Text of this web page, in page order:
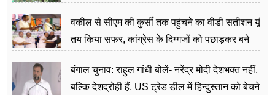
वकील से सीएम की कुर्सी तक पहुंचने का वीडी सतीशन यूं
तय किया सफर, कांग्रेस के दिग्गजों को पछाड़कर बने
बंगाल चुनाव: राहुल गांधी बोलें- नरेंद्र मोदी देशभक्त नहीं,
बल्कि देशद्रोही हैं, US ट्रेड डील में हिन्दुस्तान को बेचने